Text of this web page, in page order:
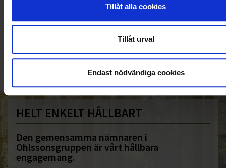
Tillåt alla cookies
Tillåt urval
Endast nödvändiga cookies
KUNDTJÄNST
HELT ENKELT HÅLLBART
Den gemensamma nämnaren i
Ohlssonsgruppen är vårt hållbara
engagemang.